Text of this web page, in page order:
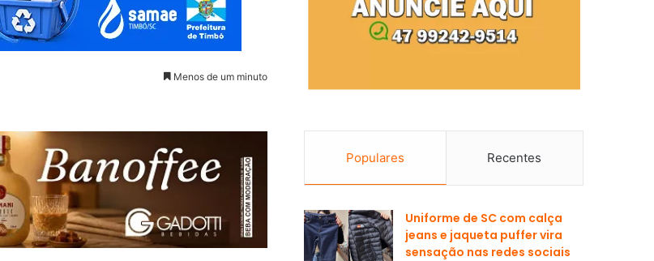
Menos de um minuto
Populares Recentes
Uniforme de SC com calça
jeans e jaqueta puffer vira
sensação nas redes sociais